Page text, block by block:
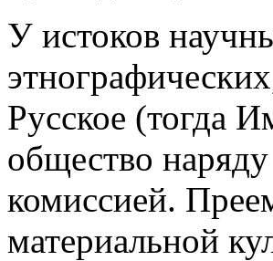
У истоков
Русское (тогда
общество
комиссией.
материальной